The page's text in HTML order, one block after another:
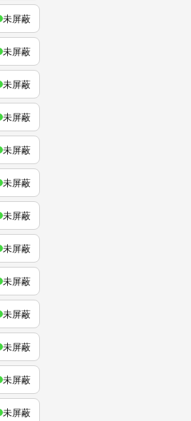
未屏蔽
未屏蔽
未屏蔽
未屏蔽
未屏蔽
未屏蔽
未屏蔽
未屏蔽
未屏蔽
未屏蔽
未屏蔽
未屏蔽
未屏蔽